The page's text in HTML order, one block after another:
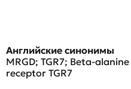
Английские синонимы
MRGD; TGR7; Beta-
receptor TGR7